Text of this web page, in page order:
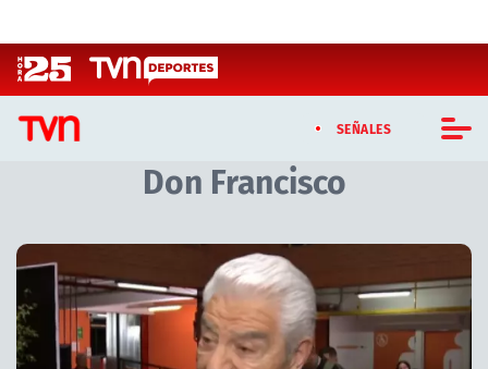
SEÑALES
CASTING MASTERCHEF CHILE
CASTING TVN VERTICAL
TVN VERTICAL
TVN PLAY
Don Francisco
Artículos relacionados con Don Francisco